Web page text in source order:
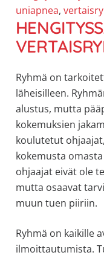
uniapnea,
Ryhmä on
läheisilleen.
alustus, mutta
kokemuksien
koulutetut
kokemusta
ohjaajat eivät ole
mutta osaavat
muun tuen piiriin.
Ryhmä on kaikille
ilmoittautumista.